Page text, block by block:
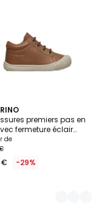
premiers pas en
fermeture éclair
ZIP
de
€ -29%